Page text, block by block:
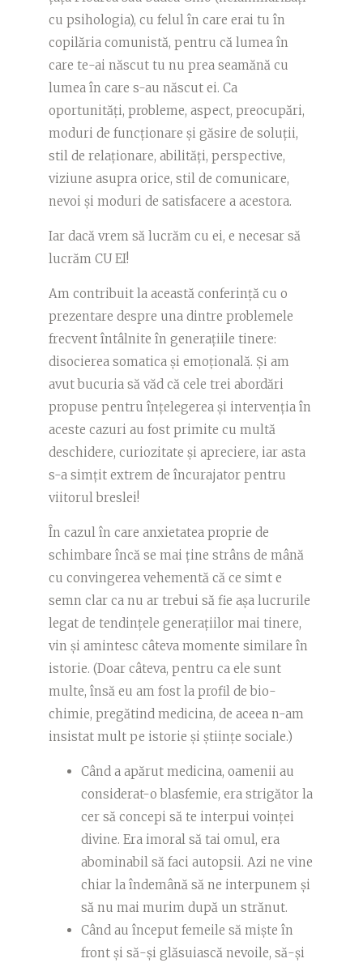
cu psihologia), cu felul în care erai tu în
copilăria comunistă, pentru că lumea în
care te-ai născut tu nu prea seamănă cu
lumea în care s-au născut ei. Ca
oportunități, probleme, aspect, preocupări,
moduri de funcționare și găsire de soluții,
stil de relaționare, abilități, perspective,
viziune asupra orice, stil de comunicare,
nevoi și moduri de satisfacere a acestora.
Iar dacă vrem să lucrăm cu ei, e necesar să
lucrăm CU EI!
Am contribuit la această conferință cu o
prezentare despre una dintre problemele
frecvent întâlnite în generațiile tinere:
disocierea somatica și emoțională. Și am
avut bucuria să văd că cele trei abordări
propuse pentru înțelegerea și intervenția în
aceste cazuri au fost primite cu multă
deschidere, curiozitate și apreciere, iar asta
s-a simțit extrem de încurajator pentru
viitorul breslei!
În cazul în care anxietatea proprie de
schimbare încă se mai ține strâns de mână
cu convingerea vehementă că ce simt e
semn clar ca nu ar trebui să fie așa lucrurile
legat de tendințele generațiilor mai tinere,
vin și amintesc câteva momente similare în
istorie. (Doar câteva, pentru ca ele sunt
multe, însă eu am fost la profil de bio-
chimie, pregătind medicina, de aceea n-am
insistat mult pe istorie și științe sociale.)
Când a apărut medicina, oamenii au
considerat-o blasfemie, era strigător la
cer să concepi să te interpui voinței
divine. Era imoral să tai omul, era
abominabil să faci autopsii. Azi ne vine
chiar la îndemână să ne interpunem și
să nu mai murim după un strănut.
Când au început femeile să miște în
front și să-și glăsuiască nevoile, să-și